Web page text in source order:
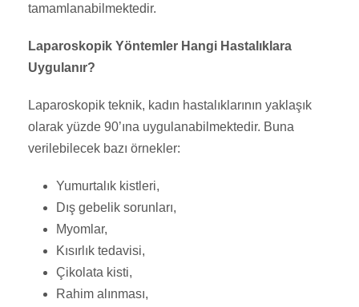
tamamlanabilmektedir.
Laparoskopik Yöntemler Hangi Hastalıklara
Uygulanır?
Laparoskopik teknik, kadın hastalıklarının yaklaşık
olarak yüzde 90’ına uygulanabilmektedir. Buna
verilebilecek bazı örnekler:
Yumurtalık kistleri,
Dış gebelik sorunları,
Myomlar,
Kısırlık tedavisi,
Çikolata kisti,
Rahim alınması,